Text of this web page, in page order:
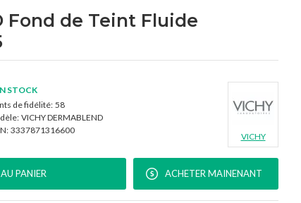
Fond de Teint Fluide
STOCK
de fidélité:58
VICHY DERMABLEND
3337871316600
VICHY
PANIER ACHETER MAINENANT